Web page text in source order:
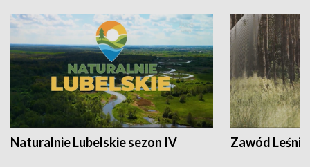
Naturalnie Lubelskie sezon IV Zawód Leśnik